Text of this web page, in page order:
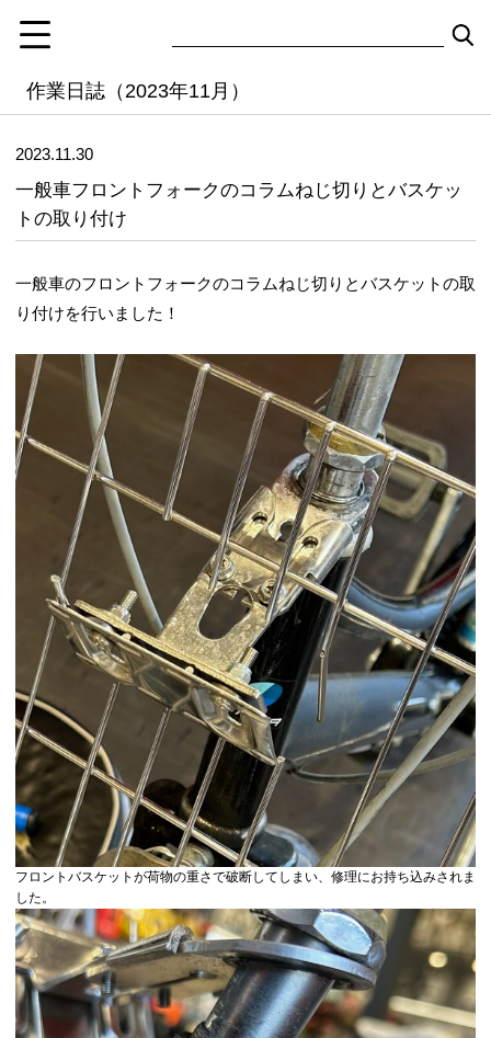
作業日誌（2023年11月）
2023.11.30
一般車フロントフォークのコラムねじ切りとバスケッ
トの取り付け
一般車のフロントフォークのコラムねじ切りとバスケットの取
り付けを行いました！
フロントバスケットが荷物の重さで破断してしまい、修理にお持ち込みされま
した。